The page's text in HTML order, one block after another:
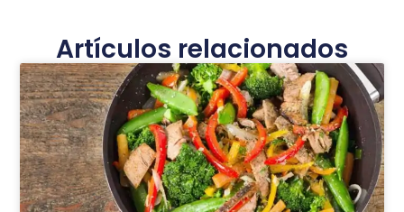
Artículos relacionados